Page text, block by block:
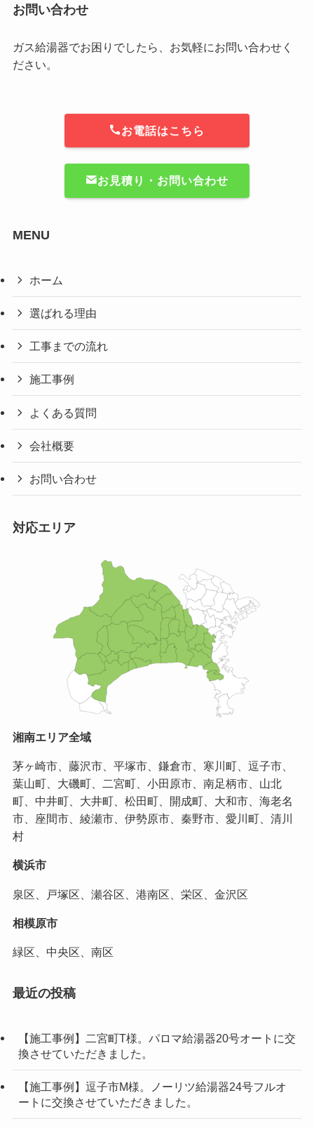
お問い合わせ
ガス給湯器でお困りでしたら、お気軽にお問い合わせく
ださい。
お電話はこちら
お見積り・お問い合わせ
MENU
ホーム
選ばれる理由
工事までの流れ
施工事例
よくある質問
会社概要
お問い合わせ
対応エリア
湘南エリア全域
茅ヶ崎市、藤沢市、平塚市、鎌倉市、寒川町、逗子市、
葉山町、大磯町、二宮町、小田原市、南足柄市、山北
町、中井町、大井町、松田町、開成町、大和市、海老名
市、座間市、綾瀬市、伊勢原市、秦野市、愛川町、清川
村
横浜市
泉区、戸塚区、瀬谷区、港南区、栄区、金沢区
相模原市
緑区、中央区、南区
最近の投稿
【施工事例】二宮町T様。パロマ給湯器20号オートに交
換させていただきました。
【施工事例】逗子市M様。ノーリツ給湯器24号フルオ
ートに交換させていただきました。